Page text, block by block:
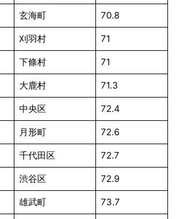
玄海町 70.8
刈羽村 71
下條村 71
大鹿村 71.3
中央区 72.4
月形町 72.6
千代田区 72.7
渋谷区 72.9
雄武町 73.7